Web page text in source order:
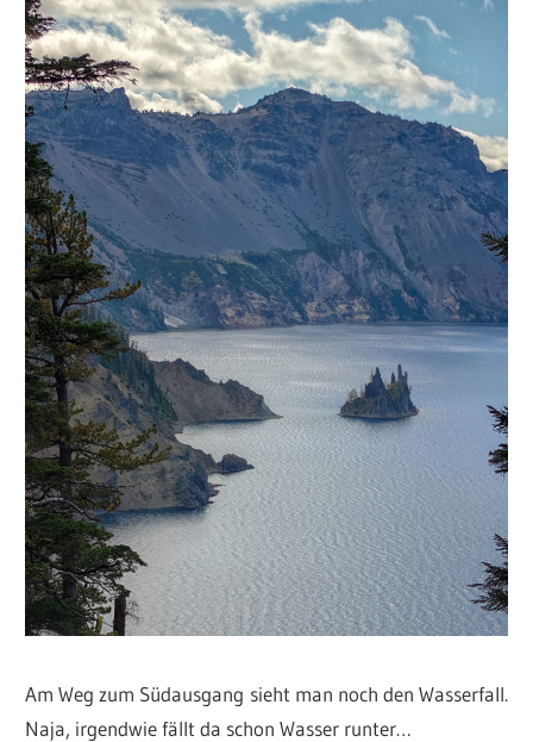
Am Weg zum Südausgang sieht man noch den Wasserfall.
Naja, irgendwie fällt da schon Wasser runter…